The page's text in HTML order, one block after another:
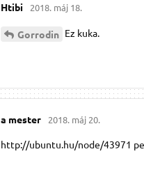
Htibi 2018. máj 18.
Gorrodin Ez kuka.
a mester 2018. máj 20.
http://ubuntu.hu/node/43971